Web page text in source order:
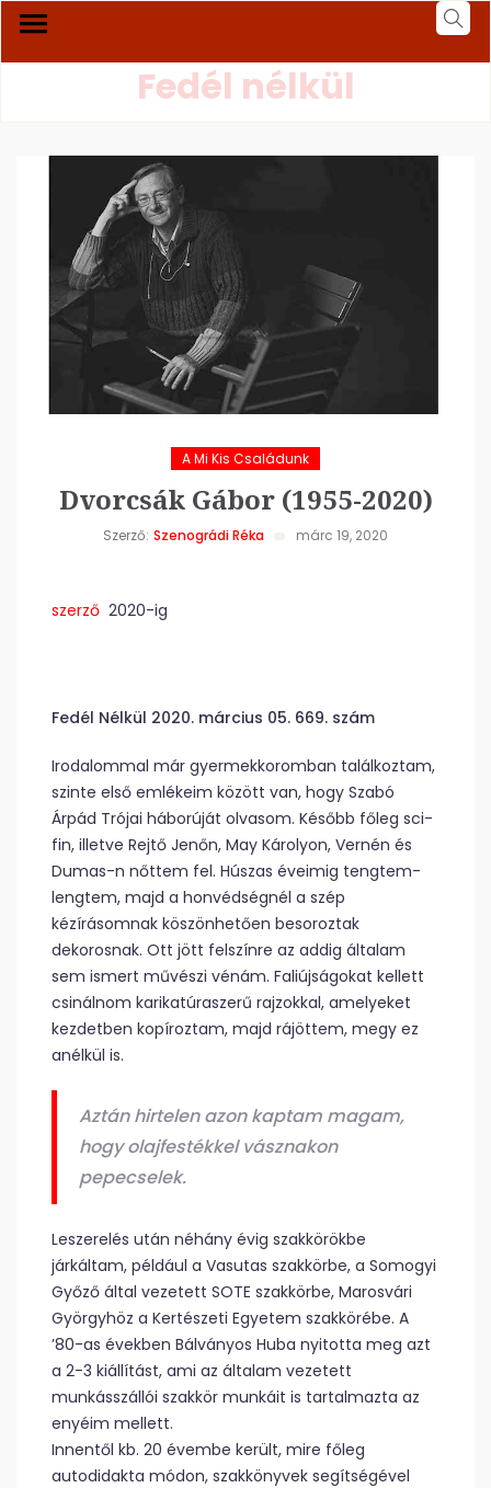
Fedél nélkül
A Mi Kis Családunk
Dvorcsák Gábor (1955-2020)
Szerző: Szenográdi Réka márc 19, 2020
szerző2020-ig
Fedél Nélkül 2020. március 05. 669. szám
Irodalommal már gyermekkoromban találkoztam,
szinte első emlékeim között van, hogy Szabó
Árpád Trójai háborúját olvasom. Később főleg sci-
fin, illetve Rejtő Jenőn, May Károlyon, Vernén és
Dumas-n nőttem fel. Húszas éveimig tengtem-
lengtem, majd a honvédségnél a szép
kézírásomnak köszönhetően besoroztak
dekorosnak. Ott jött felszínre az addig általam
sem ismert művészi vénám. Fali­újságokat kellett
csinálnom karikatúraszerű rajzokkal, amelyeket
kezdetben kopíroztam, majd rájöttem, megy ez
anélkül is.
Aztán hirtelen azon kaptam magam,
hogy olajfestékkel vásznakon
pepecselek.
Leszerelés után néhány évig szakkörökbe
járkáltam, például a Vasutas szakkörbe, a Somogyi
Győző által vezetett SOTE szakkörbe, Marosvári
Györgyhöz a Kertészeti Egyetem szakkörébe. A
’80-as években Bálványos Huba nyitotta meg azt
a 2-3 kiállítást, ami az általam vezetett
munkásszállói szakkör munkáit is tartalmazta az
enyéim mellett.
Innentől kb. 20 évembe került, mire főleg
autodidakta módon, szakkönyvek segítségével